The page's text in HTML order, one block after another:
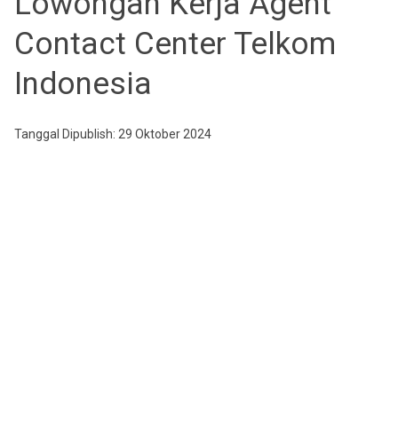
Contact Center Telkom
Indonesia
Tanggal Dipublish: 29 Oktober 2024